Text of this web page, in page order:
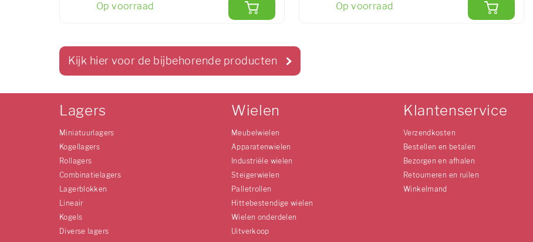
Op voorraad Op voorraad
Kijk hier voor de bijbehorende producten
Lagers
Miniatuurlagers
Kogellagers
Rollagers
Combinatielagers
Lagerblokken
Lineair
Kogels
Diverse lagers
Wielen
Meubelwielen
Apparatenwielen
Industriële wielen
Steigerwielen
Palletrollen
Hittebestendige wielen
Wielen onderdelen
Uitverkoop
Klantenservice
Verzendkosten
Bestellen en betalen
Bezorgen en afhalen
Retourneren en ruilen
Winkelmand